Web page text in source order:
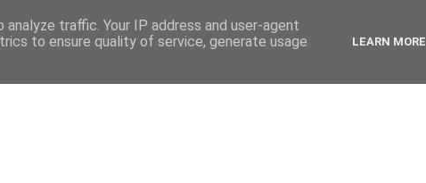
traffic. Your IP address and user-agent
to ensure quality of service, generate usage
LEARN MORE